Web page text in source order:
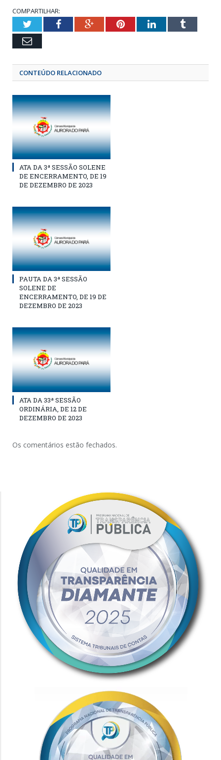
COMPARTILHAR:
TwitterFacebookGoogle+PinterestLinkedInTumblr
Email
CONTEÚDO RELACIONADO
ATA DA 3ª SESSÃO SOLENE
DE ENCERRAMENTO, DE 19
DE DEZEMBRO DE 2023
PAUTA DA 3ª SESSÃO
SOLENE DE
ENCERRAMENTO, DE 19 DE
DEZEMBRO DE 2023
ATA DA 33ª SESSÃO
ORDINÁRIA, DE 12 DE
DEZEMBRO DE 2023
Os comentários estão fechados.